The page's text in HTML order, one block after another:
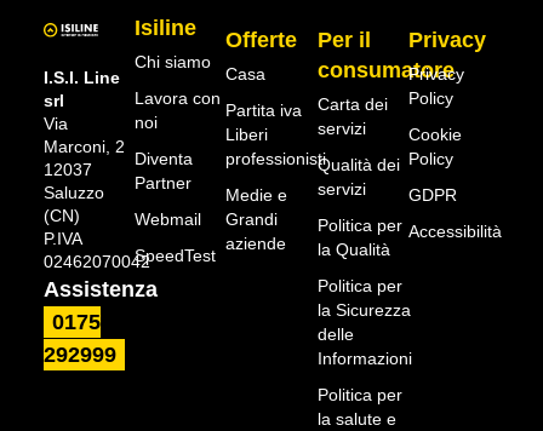
I.S.I. Line
srl
Via
Marconi, 2
12037
Saluzzo
(CN)
P.IVA
02462070042
Assistenza
0175
292999
Isiline
Chi siamo
Lavora con
noi
Diventa
Partner
Webmail
SpeedTest
Offerte
Casa
Partita iva
Liberi
professionisti
Medie e
Grandi
aziende
Per il
consumatore
Carta dei
servizi
Qualità dei
servizi
Politica per
la Qualità
Politica per
la Sicurezza
delle
Informazioni
Politica per
la salute e
Privacy
Privacy
Policy
Cookie
Policy
GDPR
Accessibilità